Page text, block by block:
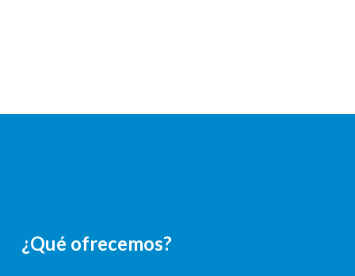
¿Qué ofrecemos?